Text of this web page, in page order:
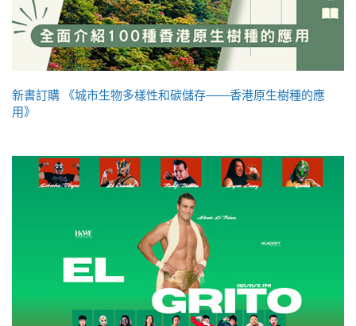
新書訂購 《城市生物多樣性和碳儲存——香港原生樹種的應
用》